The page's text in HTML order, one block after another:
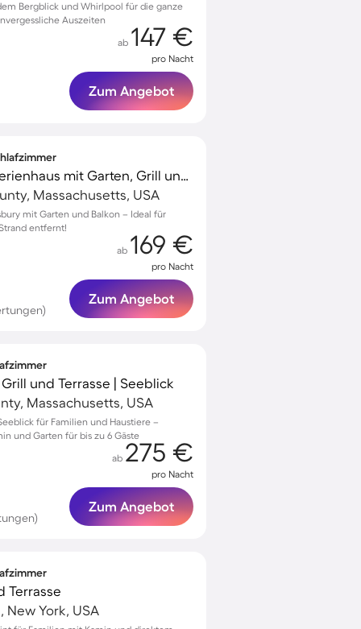
Bergblick und Whirlpool für die ganze
Auszeiten
ab 147 €
pro Nacht
Zum Angebot
Familienorientiertes Ferienhaus mit Garten, Grill und Terrasse | Naturblick
Massachusetts, USA
mit Garten und Balkon – Ideal für
entfernt!
ab 169 €
pro Nacht
Zum Angebot
und Terrasse | Seeblick
Massachusetts, USA
für Familien und Haustiere –
und Garten für bis zu 6 Gäste
ab 275 €
pro Nacht
Zum Angebot
Terrasse
New York, USA